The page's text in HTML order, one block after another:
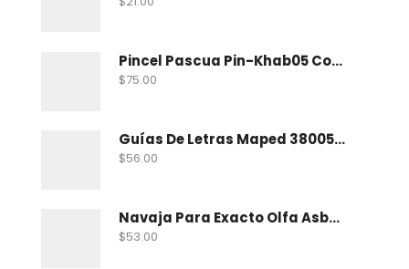
Pincel Pascua Pin-Khab05 Con 15
$75.00
Guías De Letras Maped 38005 No. 5
$56.00
Navaja Para Exacto Olfa Asbb-10 C/10 Nav
$53.00